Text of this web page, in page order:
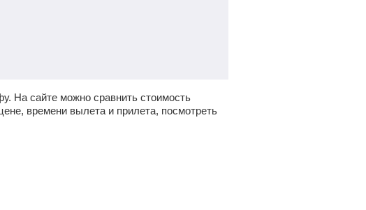
На сайте можно сравнить стоимость
времени вылета и прилета, посмотреть